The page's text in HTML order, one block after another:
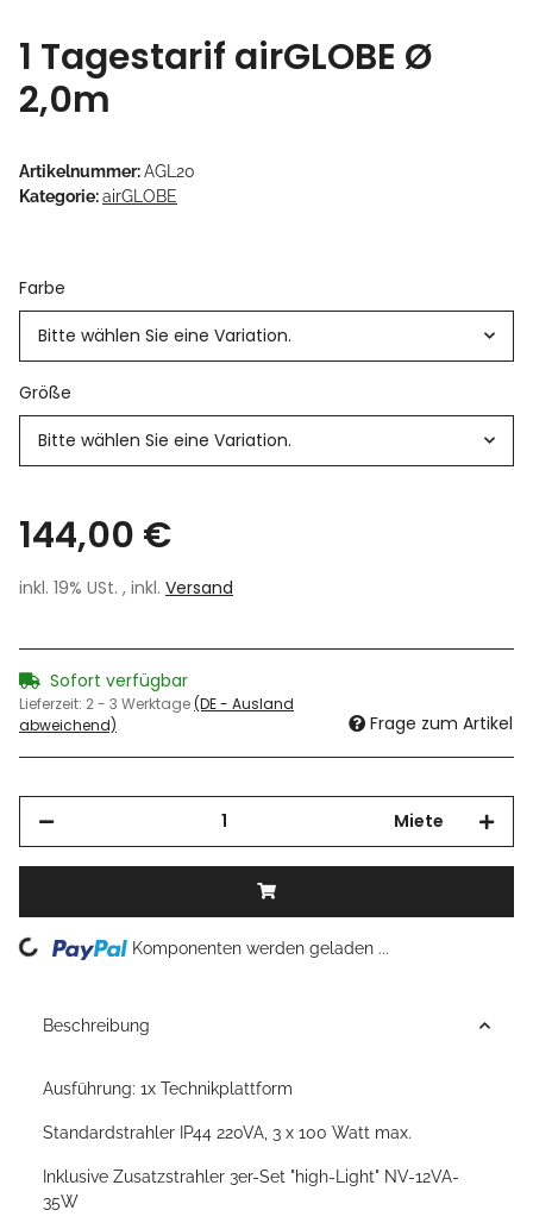
1 Tagestarif airGLOBE Ø
2,0m
Artikelnummer:AGL20
Kategorie:airGLOBE
Farbe
Bitte wählen Sie eine Variation.
Größe
Bitte wählen Sie eine Variation.
144,00 €
inkl. 19% USt. , inkl. Versand
Sofort verfügbar
Lieferzeit: 2 - 3 Werktage(DE - Ausland
abweichend)
Frage zum Artikel
Miete
Loading... Komponenten werden geladen ...
Beschreibung
Ausführung: 1x Technikplattform
Standardstrahler IP44 220VA, 3 x 100 Watt max.
Inklusive Zusatzstrahler 3er-Set "high-Light" NV-12VA-
35W